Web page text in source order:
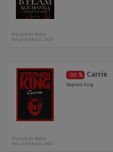
Prószyński Media
Rok publikacji: 2025
-30 % Carrie
Stephen King
Prószyński Media
Rok publikacji: 2026